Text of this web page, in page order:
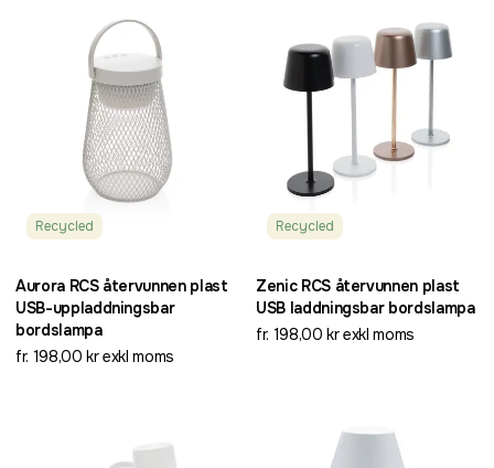
Recycled
Aurora RCS återvunnen plast
USB-uppladdningsbar
bordslampa
fr. 198,00 kr exkl moms
Recycled
Zenic RCS återvunnen plast
USB laddningsbar bordslampa
fr. 198,00 kr exkl moms